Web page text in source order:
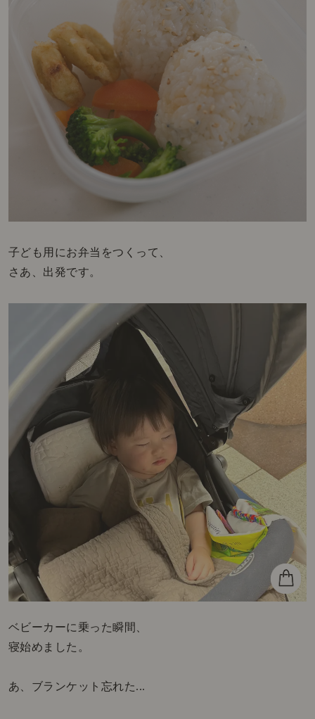
子ども用にお弁当をつくって、
さあ、出発です。
ベビーカーに乗った瞬間、
寝始めました。
あ、ブランケット忘れた...